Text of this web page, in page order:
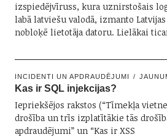
izspiedējvīruss, kura uznirstošais
labā latviešu valodā, izmanto
nobloķē lietotāja datoru. Lielākai
INCIDENTI UN APDRAUDĒJUMI
Kas ir SQL injekcijas?
Iepriekšējos rakstos (“Tīmekļa
drošība un trīs izplatītākie tās
apdraudējumi” un “Kas ir XSS